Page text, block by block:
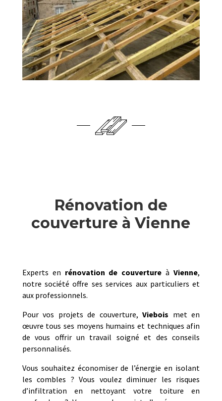
Rénovation de
couverture à Vienne
Experts en rénovation de couverture àVienne,
notre société offre ses services aux particuliers et
aux professionnels.
Pour vos projets de couverture,Viebois met en
œuvre tous ses moyens humains et techniques afin
de vous offrir un travail soigné et des conseils
personnalisés.
Vous souhaitez économiser de l’énergie en isolant
les combles ? Vous voulez diminuer les risques
d’infiltration en nettoyant votre toiture en